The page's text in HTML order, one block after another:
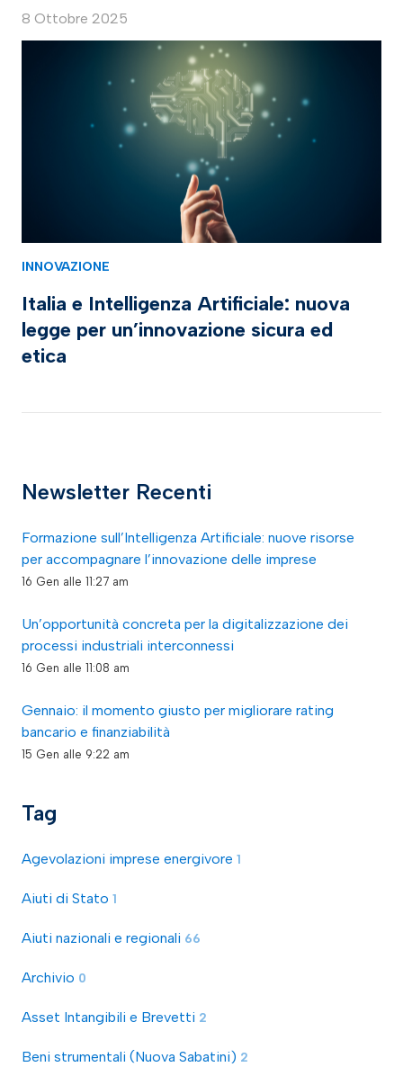
8 Ottobre 2025
INNOVAZIONE
Italia e Intelligenza Artificiale: nuova
legge per un’innovazione sicura ed
etica
Newsletter Recenti
Formazione sull’Intelligenza Artificiale: nuove risorse
per accompagnare l’innovazione delle imprese
16 Gen alle 11:27 am
Un’opportunità concreta per la digitalizzazione dei
processi industriali interconnessi
16 Gen alle 11:08 am
Gennaio: il momento giusto per migliorare rating
bancario e finanziabilità
15 Gen alle 9:22 am
Tag
Agevolazioni imprese energivore 1
Aiuti di Stato 1
Aiuti nazionali e regionali 66
Archivio 0
Asset Intangibili e Brevetti 2
Beni strumentali (Nuova Sabatini) 2